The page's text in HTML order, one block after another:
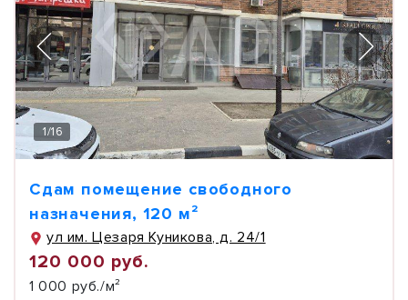
1/16
Сдам помещение свободного
назначения, 120 м²
ул им. Цезаря Куникова, д. 24/1
120 000 руб.
1 000 руб./м²